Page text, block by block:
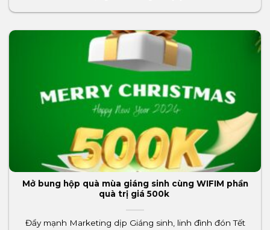
Mở bung hộp quà mùa giáng sinh cùng WIFIM phần
quà trị giá 500k
Đẩy mạnh Marketing dịp Giáng sinh, linh đình đón Tết